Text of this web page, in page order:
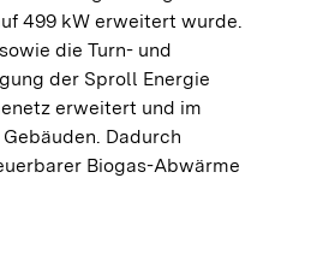
499 kW erweitert wurde.
die Turn- und
der Sproll Energie
erweitert und im
Dadurch
Biogas-Abwärme